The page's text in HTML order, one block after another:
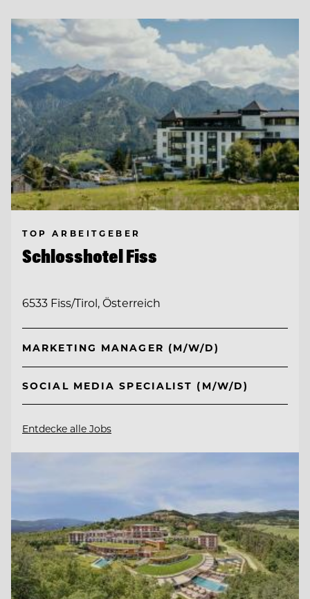
TOP ARBEITGEBER
Schlosshotel Fiss
6533 Fiss/Tirol, Österreich
MARKETING MANAGER (M/W/D)
SOCIAL MEDIA SPECIALIST (M/W/D)
Entdecke alle Jobs